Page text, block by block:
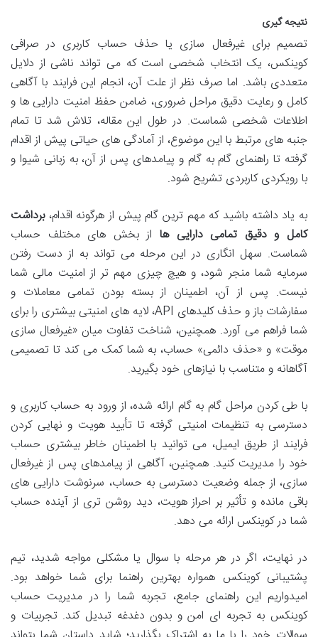
نتیجه گیری
تصمیم برای غیرفعال سازی یا حذف حساب کاربری در صرافی
کوینکس، یک انتخاب شخصی است که می تواند ناشی از دلایل
متعددی باشد. اما صرف نظر از علت آن، انجام این فرایند با آگاهی
کامل و رعایت دقیق مراحل ضروری، ضامن حفظ امنیت دارایی ها و
اطلاعات شخصی شماست. در طول این مقاله، تلاش شد تا تمام
جنبه های مرتبط با این موضوع، از آمادگی های حیاتی پیش از اقدام
گرفته تا راهنمای گام به گام و پیامدهای پس از آن، به زبانی شیوا و
با رویکردی کاربردی تشریح شود.
به یاد داشته باشید که مهم ترین گام پیش از هرگونه اقدام،برداشت
کامل و دقیق تمامی دارایی ها از بخش های مختلف حساب
شماست. سهل انگاری در این مرحله می تواند به از دست رفتن
سرمایه شما منجر شود، و هیچ چیزی مهم تر از امنیت مالی شما
نیست. پس از آن، اطمینان از بسته بودن تمامی معاملات و
سفارشات باز و حذف کلیدهای API، لایه های امنیتی بیشتری را برای
شما فراهم می آورد. همچنین، شناخت تفاوت میان «غیرفعال سازی
موقت» و «حذف دائمی» حساب، به شما کمک می کند تا تصمیمی
آگاهانه و متناسب با نیازهای خود بگیرید.
با طی کردن مراحل گام به گام ارائه شده، از ورود به حساب کاربری و
دسترسی به تنظیمات امنیتی گرفته تا تأیید هویت و نهایی کردن
فرایند از طریق ایمیل، می توانید با اطمینان خاطر بیشتری حساب
خود را مدیریت کنید. همچنین، آگاهی از پیامدهای پس از غیرفعال
سازی، از جمله وضعیت دسترسی به حساب، سرنوشت دارایی های
باقی مانده و تأثیر بر احراز هویت، دید روشن تری از آینده حساب
شما در کوینکس ارائه می دهد.
در نهایت، اگر در هر مرحله با سوال یا مشکلی مواجه شدید، تیم
پشتیبانی کوینکس همواره بهترین راهنما برای شما خواهد بود.
امیدواریم این راهنمای جامع، تجربه شما را در مدیریت حساب
کوینکس به تجربه ای امن و بدون دغدغه تبدیل کند. تجربیات و